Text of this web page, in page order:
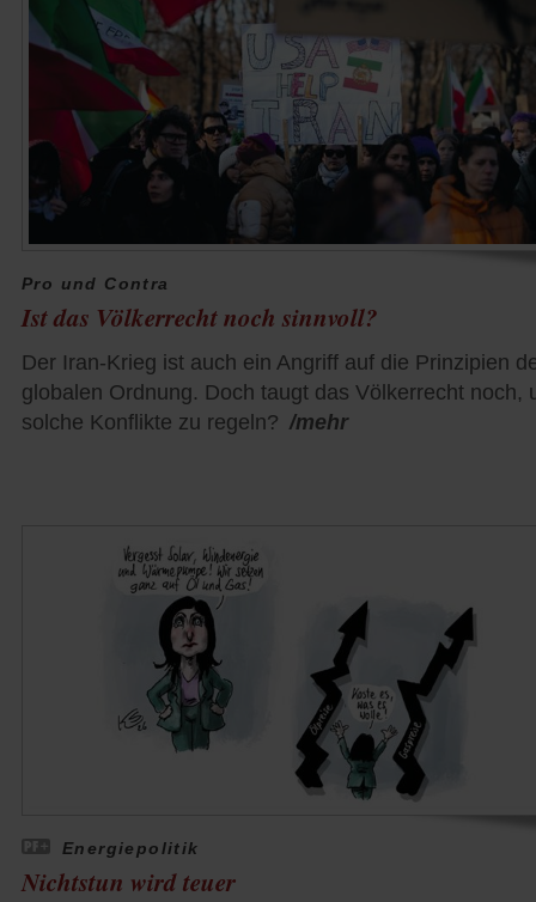
Pro und Contra
Ist das Völkerrecht noch sinnvoll?
Der Iran-Krieg ist auch ein Angriff auf die Prinzipien
globalen Ordnung. Doch taugt das Völkerrecht noch,
solche Konflikte zu regeln? /mehr
Energiepolitik
Nichtstun wird teuer